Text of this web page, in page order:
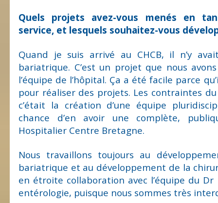
Quels projets avez-vous menés en
service, et lesquels souhaitez-vous
Quand je suis arrivé au CHCB, il n’y
bariatrique. C’est un projet que nous
l’équipe de l’hôpital. Ça a été facile parce
pour réaliser des projets. Les contraintes
c’était la création d’une équipe
chance d’en avoir une complète,
Hospitalier Centre Bretagne.
Nous travaillons toujours au
bariatrique et au développement de la
en étroite collaboration avec l’équipe du Dr
entérologie, puisque nous sommes très